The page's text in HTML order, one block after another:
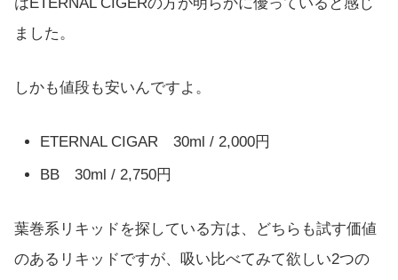
ました。
しかも値段も安いんですよ。
ETERNAL CIGAR 30ml / 2,000円
BB 30ml /2,750円
葉巻系リキッドを探している方は、どちらも試す価値
のあるリキッドですが、吸い比べてみて欲しい2つの